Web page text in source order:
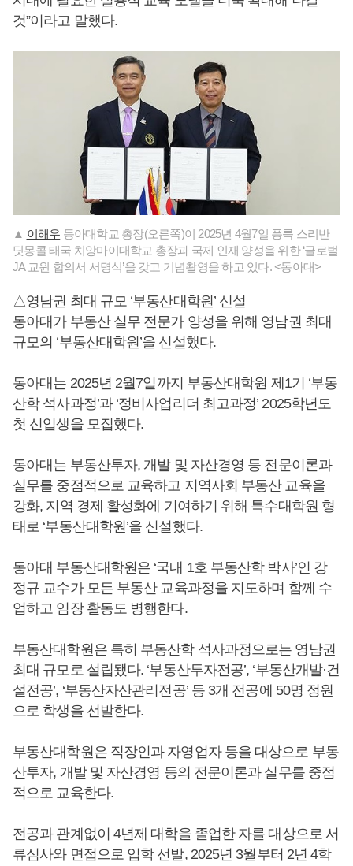
것”이라고 말했다.
▲ 이해우 동아대학교 총장(오른쪽)이 2025년 4월7일 퐁룩 스리반
딧몽콜 태국 치앙마이대학교 총장과 국제 인재 양성을 위한 ‘글로벌
JA 교원 합의서 서명식’을 갖고 기념촬영을 하고 있다. <동아대>
△영남권 최대 규모 ‘부동산대학원’ 신설
동아대가 부동산 실무 전문가 양성을 위해 영남권 최대
규모의 ‘부동산대학원’을 신설했다.
동아대는 2025년 2월7일까지 부동산대학원 제1기 ‘부동
산학 석사과정’과 ‘정비사업리더 최고과정’ 2025학년도
첫 신입생을 모집했다.
동아대는 부동산투자, 개발 및 자산경영 등 전문이론과
실무를 중점적으로 교육하고 지역사회 부동산 교육을
강화, 지역 경제 활성화에 기여하기 위해 특수대학원 형
태로 ‘부동산대학원’을 신설했다.
동아대 부동산대학원은 ‘국내 1호 부동산학 박사’인 강
정규 교수가 모든 부동산 교육과정을 지도하며 함께 수
업하고 임장 활동도 병행한다.
부동산대학원은 특히 부동산학 석사과정으로는 영남권
최대 규모로 설립됐다. ‘부동산투자전공’, ‘부동산개발·건
설전공’, ‘부동산자산관리전공’ 등 3개 전공에 50명 정원
으로 학생을 선발한다.
부동산대학원은 직장인과 자영업자 등을 대상으로 부동
산투자, 개발 및 자산경영 등의 전문이론과 실무를 중점
적으로 교육한다.
전공과 관계없이 4년제 대학을 졸업한 자를 대상으로 서
류심사와 면접으로 입학 선발, 2025년 3월부터 2년 4학